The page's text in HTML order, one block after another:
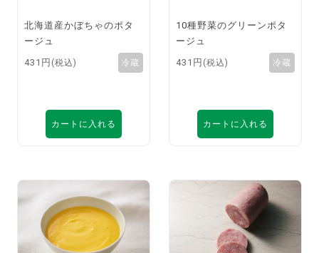
北海道産かぼちゃのポタ
ージュ
431円 (税込)
カートに入れる
10種野菜のグリーンポタ
ージュ
431円 (税込)
カートに入れる